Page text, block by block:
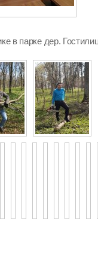
в парке дер.